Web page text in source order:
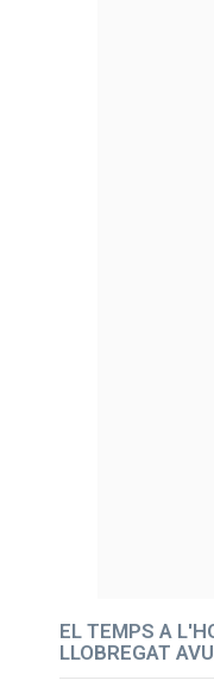
EL TEMPS A
LLOBREGAT